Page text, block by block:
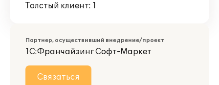
Толстый клиент: 1
Партнер, осуществивший внедрение/проект
1С:Франчайзинг Софт-Маркет
Связаться